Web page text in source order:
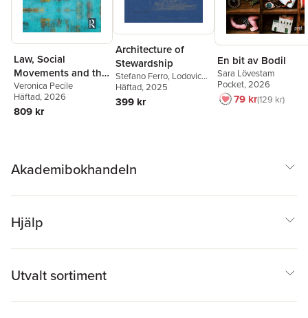
Law, Social
Movements and the
Politics of the
Commons
Veronica Pecile
Häftad, 2026
809 kr
Architecture of
Stewardship
Stefano Ferro, Lodovica
Guarnieri,Jonas
Malmberg
Essi Nisonen
Gianni Talamini
Toninello
Häftad, 2025
399 kr
En bit av Bodil
Sara Lövestam
Pocket, 2026
79 kr129 kr
Akademibokhandeln
Hjälp
Utvalt sortiment